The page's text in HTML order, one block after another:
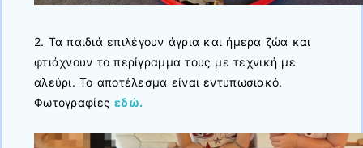
2. Τα παιδιά επιλέγουν άγρια και ήμερα ζώα και
φτιάχνουν το περίγραμμα τους με τεχνική με
αλεύρι. Το αποτέλεσμα είναι εντυπωσιακό.
Φωτογραφίεςεδώ.